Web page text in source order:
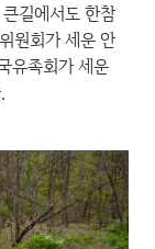
길에서도 한참
원회가 세운 안
유족회가 세운